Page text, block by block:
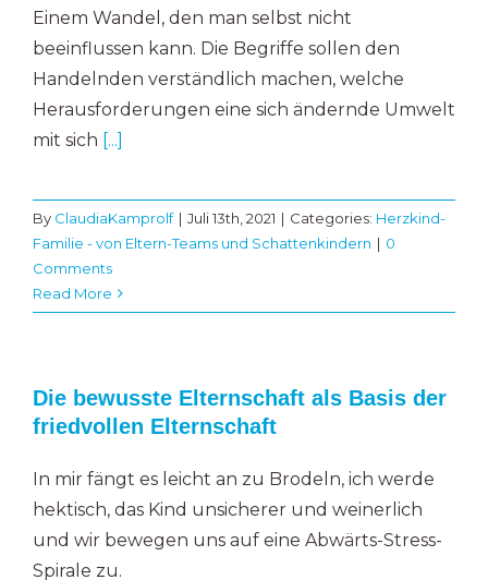
Einem Wandel, den man selbst nicht
beeinflussen kann. Die Begriffe sollen den
Handelnden verständlich machen, welche
Herausforderungen eine sich ändernde Umwelt
mit sich [...]
By ClaudiaKamprolf | Juli 13th, 2021 | Categories: Herzkind-
Familie - von Eltern-Teams und Schattenkindern | 0
Comments
Read More
Die bewusste Elternschaft als Basis der
friedvollen Elternschaft
In mir fängt es leicht an zu Brodeln, ich werde
hektisch, das Kind unsicherer und weinerlich
und wir bewegen uns auf eine Abwärts-Stress-
Spirale zu.